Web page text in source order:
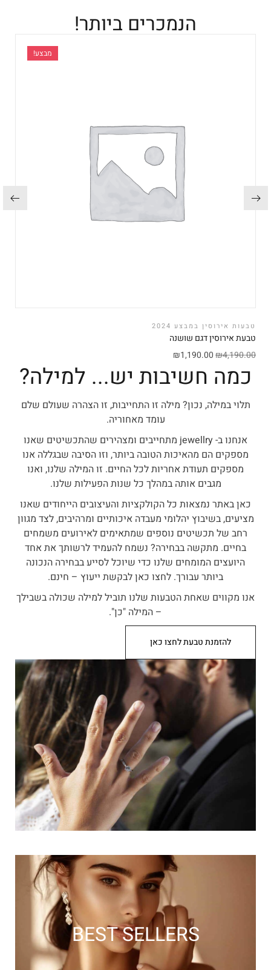
הנמכרים ביותר!
מבצע!
טבעות אירוסין במבצע 2024
טבעת אירוסין דגם שושנה
₪4,190.00
₪1,190.00
כמה חשיבות יש... למילה?
תלוי במילה, נכון? מילה זו התחייבות, זו הצהרה שעולם שלם
עומד מאחוריה.
אנחנו ב- jewellry מתחייבים ומצהירים שהתכשיטים שאנו
מספקים הם מהאיכות הטובה ביותר, וזו הסיבה שבגללה אנו
מספקים תעודת אחריות לכל החיים. זו המילה שלנו, ואנו
מגבים אותה במהלך כל שנות הפעילות שלנו.
כאן באתר נמצאות כל הקולקציות והעיצובים הייחודים שאנו
מציעים, בשיבוץ יהלומי מעבדה איכותיים ומרהיבים, לצד מגוון
רחב של תכשיטים נוספים שמתאימים לאירועים משמחים
בחיים. מתקשה בבחירה? נשמח להעמיד לרשותך את אחד
היועצים המומחים שלנו כדי שיוכל לסייע בבחירה הנכונה
ביותר עבורך. לחצו כאן לבקשת ייעוץ – חינם.
אנו מקווים שאחת הטבעות שלנו תוביל למילה שכולה בשבילך
– המילה "כן".
להזמנת טבעת לחצו כאן
BEST SELLERS